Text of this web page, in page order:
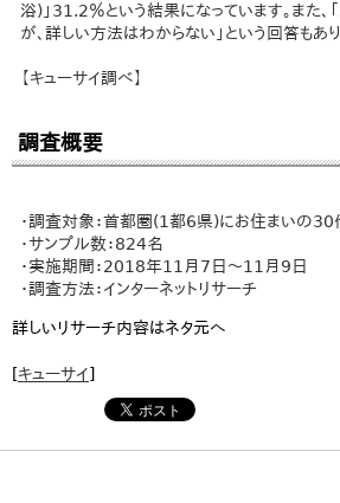
浴)」31.2％という結果になっています。また、
が、詳しい方法はわからない」という回答もあり
【キューサイ調べ】
調査概要
・調査対象：首都圏(1都6県)にお住まいの
・サンプル数：824名
・実施期間：2018年11月7日～11月9日
・調査方法：インターネットリサーチ
詳しいリサーチ内容はネタ元へ
[キューサイ]